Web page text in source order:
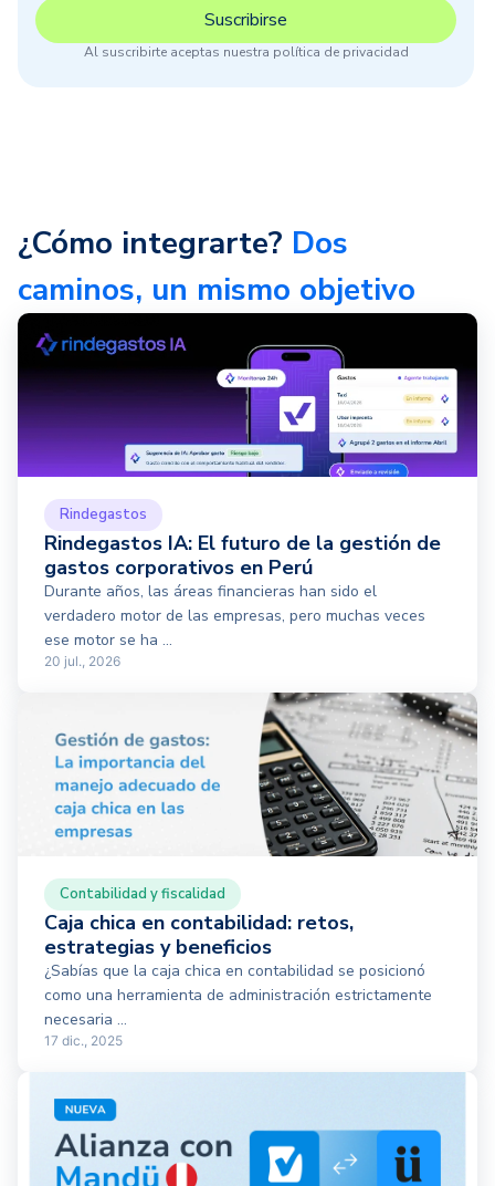
Al suscribirte aceptas nuestra política de privacidad
¿Cómo integrarte? Dos
caminos, un mismo objetivo
Rindegastos
Rindegastos IA: El futuro de la gestión de
gastos corporativos en Perú
Durante años, las áreas financieras han sido el
verdadero motor de las empresas, pero muchas veces
ese motor se ha ...
20 jul., 2026
Contabilidad y fiscalidad
Caja chica en contabilidad: retos,
estrategias y beneficios
¿Sabías que la caja chica en contabilidad se posicionó
como una herramienta de administración estrictamente
necesaria ...
17 dic., 2025